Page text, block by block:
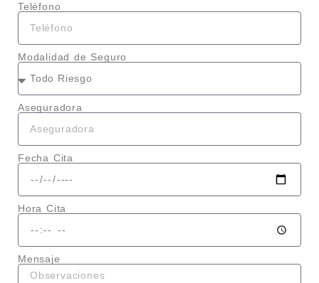
Teléfono
Modalidad de Seguro
Aseguradora
Fecha Cita
Hora Cita
Mensaje